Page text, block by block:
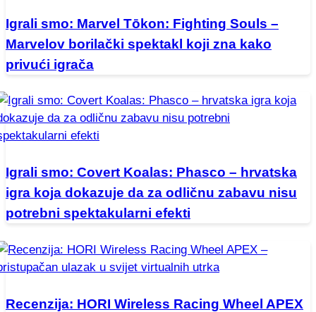
Igrali smo: Marvel Tōkon: Fighting Souls –
Marvelov borilački spektakl koji zna kako
privući igrača
Igrali smo: Covert Koalas: Phasco – hrvatska
igra koja dokazuje da za odličnu zabavu nisu
potrebni spektakularni efekti
Recenzija: HORI Wireless Racing Wheel APEX